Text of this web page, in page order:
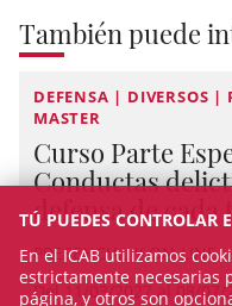
También puede
DEFENSA | DIVERSOS |
MASTER
Curso Parte
Conductas
defensa de cada
PRESENCIAL Y ON-LINE
Del 11/03/2027 al 08/07/
TÚ PUEDES CONTROLAR
En el ICAB utilizamos
estrictamente necesarias
página, y otros son